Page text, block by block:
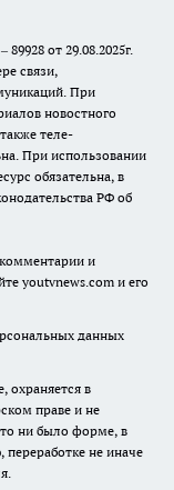
от 29.08.2025г.
связи,
При
новостного
теле-
При использовании
обязательна, в
РФ об
комментарии и
youtvnews.com и его
данных
охраняется в
праве и не
ни было форме, в
не иначе